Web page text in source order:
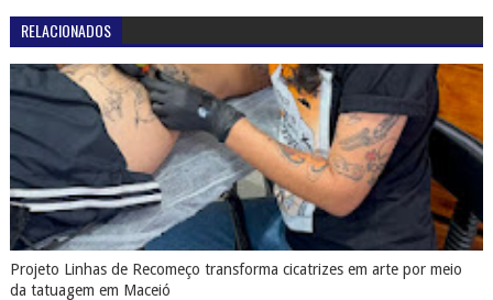
RELACIONADOS
Projeto Linhas de Recomeço transforma cicatrizes em arte por meio
da tatuagem em Maceió